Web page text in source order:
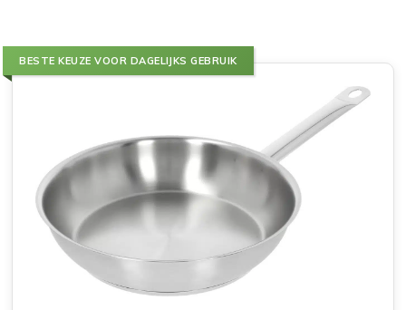
BESTE KEUZE VOOR DAGELIJKS GEBRUIK